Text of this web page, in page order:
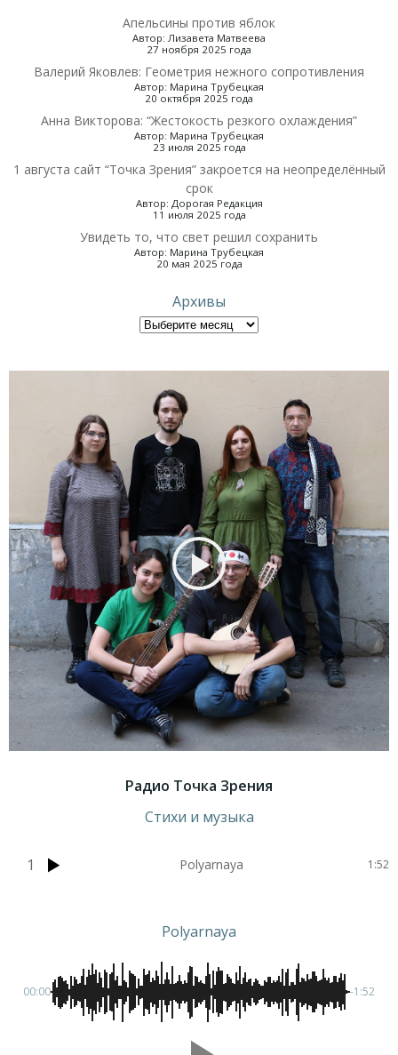
Апельсины против яблок
Автор: Лизавета Матвеева
27 ноября 2025 года
Валерий Яковлев: Геометрия нежного сопротивления
Автор: Марина Трубецкая
20 октября 2025 года
Анна Викторова: “Жестокость резкого охлаждения”
Автор: Марина Трубецкая
23 июля 2025 года
1 августа сайт “Точка Зрения” закроется на неопределённый
срок
Автор: Дорогая Редакция
11 июля 2025 года
Увидеть то, что свет решил сохранить
Автор: Марина Трубецкая
20 мая 2025 года
Архивы
Радио Точка Зрения
Стихи и музыка
1 Polyarnaya 1:52
Polyarnaya
00:00 -1:52